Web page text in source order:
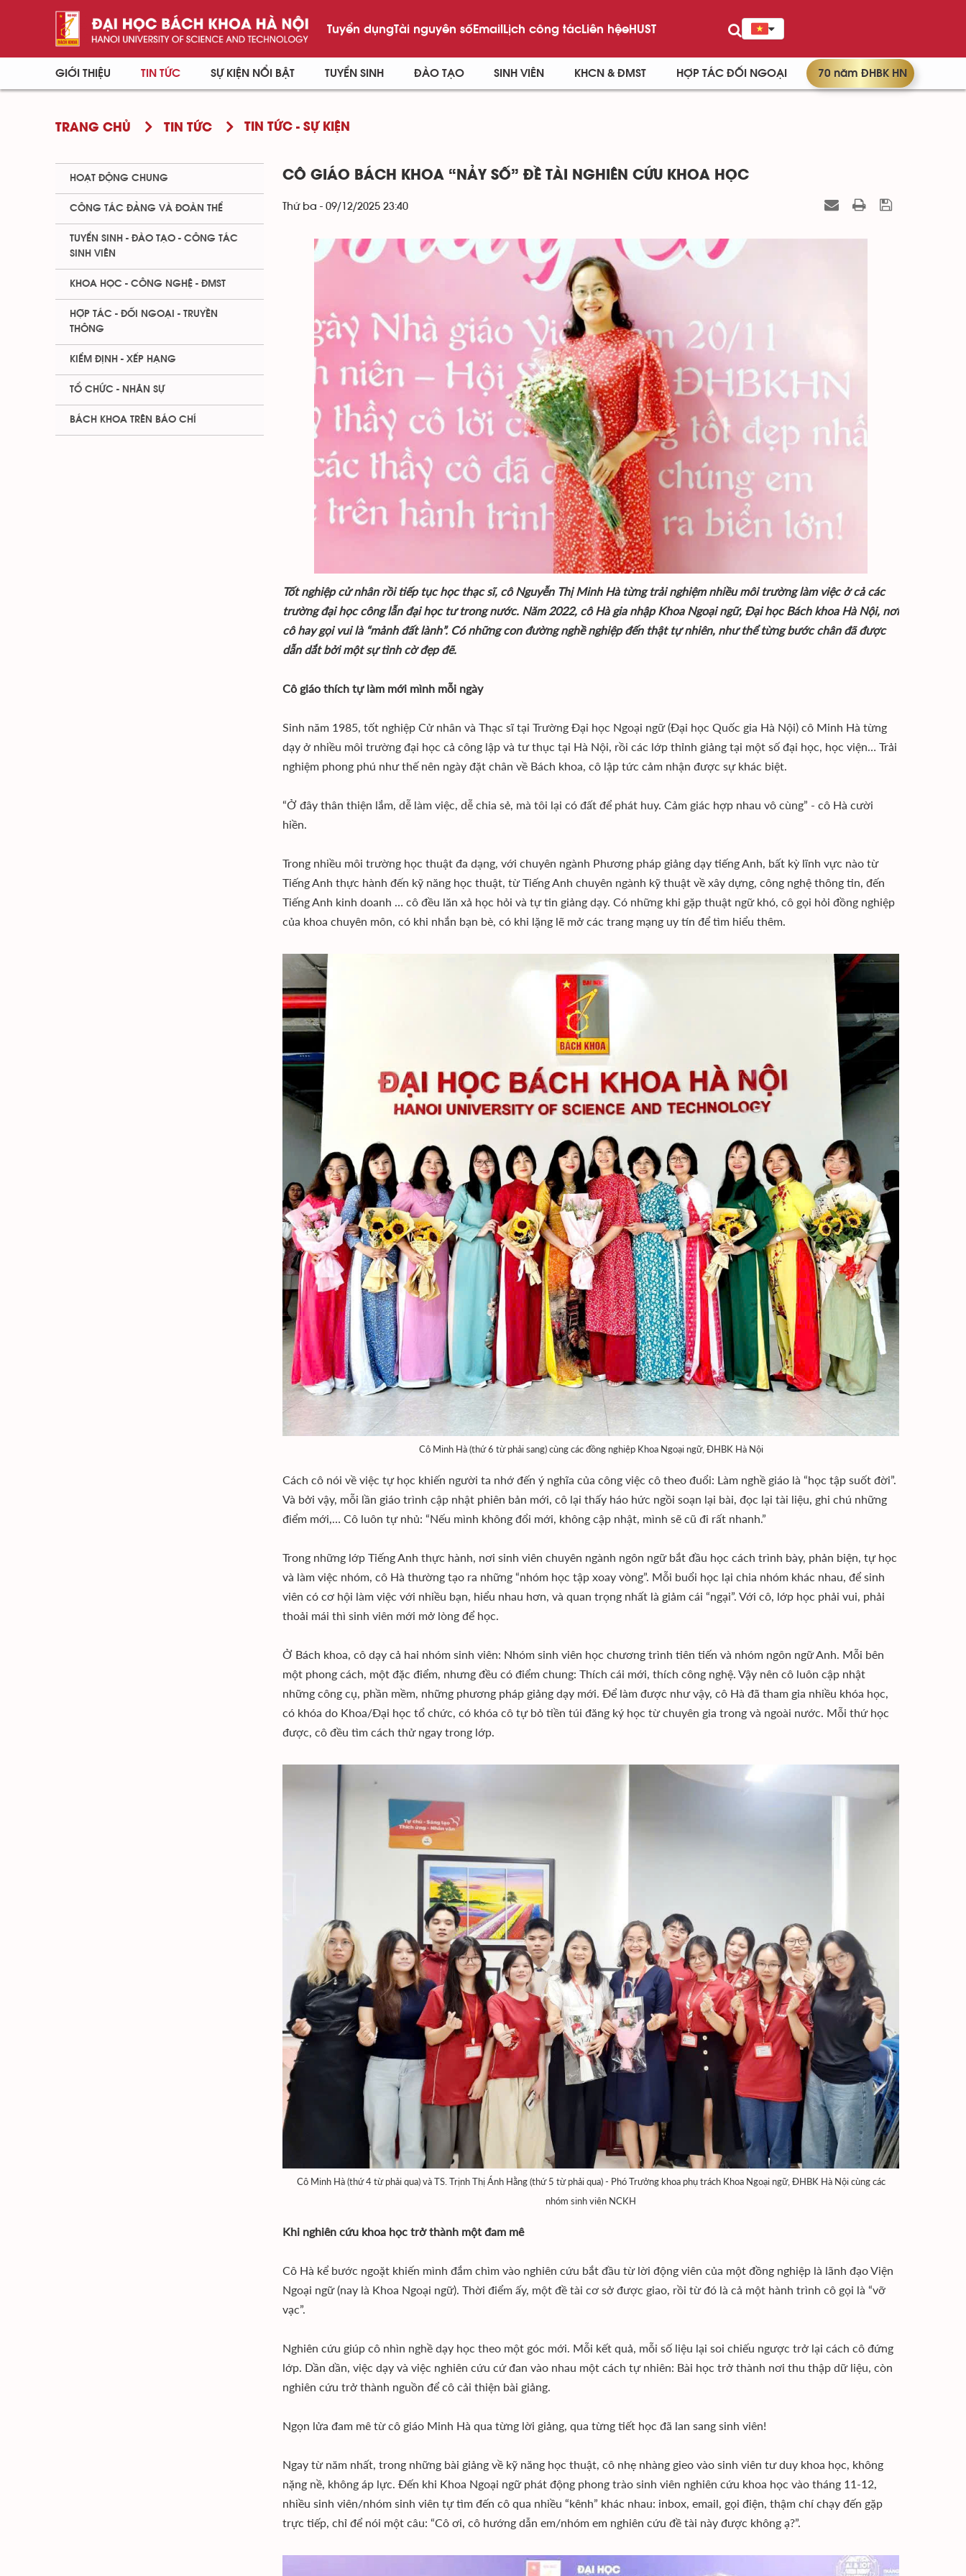
Tuyển dụngTài nguyên sốEmailLịch công tácLiên hệeHUST
GIỚI THIỆU TIN TỨC SỰ KIỆN NỔI BẬT TUYỂN SINH ĐÀO TẠO SINH VIÊN KHCN & ĐMST HỢP TÁC ĐỐI NGOẠI 70 năm ĐHBK HN
TRANG CHỦ TIN TỨC TIN TỨC - SỰ KIỆN
CÔ GIÁO BÁCH KHOA “NẢY SỐ” ĐỀ TÀI NGHIÊN CỨU KHOA HỌC
Thứ ba - 09/12/2025 23:40
Tốt nghiệp cử nhân rồi tiếp tục học thạc sĩ, cô Nguyễn Thị Minh Hà từng trải nghiệm nhiều môi trường làm việc ở cả các
trường đại học công lẫn đại học tư trong nước. Năm 2022, cô Hà gia nhập Khoa Ngoại ngữ, Đại học Bách khoa Hà Nội, nơi
cô hay gọi vui là “mảnh đất lành”. Có những con đường nghề nghiệp đến thật tự nhiên, như thể từng bước chân đã được
dẫn dắt bởi một sự tình cờ đẹp đẽ.
Cô giáo thích tự làm mới mình mỗi ngày
Sinh năm 1985, tốt nghiệp Cử nhân và Thạc sĩ tại Trường Đại học Ngoại ngữ (Đại học Quốc gia Hà Nội) cô Minh Hà từng
dạy ở nhiều môi trường đại học cả công lập và tư thục tại Hà Nội, rồi các lớp thỉnh giảng tại một số đại học, học viện… Trải
nghiệm phong phú như thế nên ngày đặt chân về Bách khoa, cô lập tức cảm nhận được sự khác biệt.
“Ở đây thân thiện lắm, dễ làm việc, dễ chia sẻ, mà tôi lại có đất để phát huy. Cảm giác hợp nhau vô cùng” - cô Hà cười
hiền.
Trong nhiều môi trường học thuật đa dạng, với chuyên ngành Phương pháp giảng dạy tiếng Anh, bất kỳ lĩnh vực nào từ
Tiếng Anh thực hành đến kỹ năng học thuật, từ Tiếng Anh chuyên ngành kỹ thuật về xây dựng, công nghệ thông tin, đến
Tiếng Anh kinh doanh … cô đều lăn xả học hỏi và tự tin giảng dạy. Có những khi gặp thuật ngữ khó, cô gọi hỏi đồng nghiệp
của khoa chuyên môn, có khi nhắn bạn bè, có khi lặng lẽ mở các trang mạng uy tín để tìm hiểu thêm.
Cô Minh Hà (thứ 6 từ phải sang) cùng các đồng nghiệp Khoa Ngoại ngữ, ĐHBK Hà Nội
Cách cô nói về việc tự học khiến người ta nhớ đến ý nghĩa của công việc cô theo đuổi: Làm nghề giáo là “học tập suốt đời”.
Và bởi vậy, mỗi lần giáo trình cập nhật phiên bản mới, cô lại thấy háo hức ngồi soạn lại bài, đọc lại tài liệu, ghi chú những
điểm mới,… Cô luôn tự nhủ: “Nếu mình không đổi mới, không cập nhật, mình sẽ cũ đi rất nhanh.”
Trong những lớp Tiếng Anh thực hành, nơi sinh viên chuyên ngành ngôn ngữ bắt đầu học cách trình bày, phản biện, tự học
và làm việc nhóm, cô Hà thường tạo ra những “nhóm học tập xoay vòng”. Mỗi buổi học lại chia nhóm khác nhau, để sinh
viên có cơ hội làm việc với nhiều bạn, hiểu nhau hơn, và quan trọng nhất là giảm cái “ngại”. Với cô, lớp học phải vui, phải
thoải mái thì sinh viên mới mở lòng để học.
Ở Bách khoa, cô dạy cả hai nhóm sinh viên: Nhóm sinh viên học chương trình tiên tiến và nhóm ngôn ngữ Anh. Mỗi bên
một phong cách, một đặc điểm, nhưng đều có điểm chung: Thích cái mới, thích công nghệ. Vậy nên cô luôn cập nhật
những công cụ, phần mềm, những phương pháp giảng dạy mới. Để làm được như vậy, cô Hà đã tham gia nhiều khóa học,
có khóa do Khoa/Đại học tổ chức, có khóa cô tự bỏ tiền túi đăng ký học từ chuyên gia trong và ngoài nước. Mỗi thứ học
được, cô đều tìm cách thử ngay trong lớp.
Cô Minh Hà (thứ 4 từ phải qua) và TS. Trịnh Thị Ánh Hằng (thứ 5 từ phải qua) - Phó Trưởng khoa phụ trách Khoa Ngoại ngữ, ĐHBK Hà Nội cùng các
nhóm sinh viên NCKH
Khi nghiên cứu khoa học trở thành một đam mê
Cô Hà kể bước ngoặt khiến mình đắm chìm vào nghiên cứu bắt đầu từ lời động viên của một đồng nghiệp là lãnh đạo Viện
Ngoại ngữ (nay là Khoa Ngoại ngữ). Thời điểm ấy, một đề tài cơ sở được giao, rồi từ đó là cả một hành trình cô gọi là “vỡ
vạc”.
Nghiên cứu giúp cô nhìn nghề dạy học theo một góc mới. Mỗi kết quả, mỗi số liệu lại soi chiếu ngược trở lại cách cô đứng
lớp. Dần dần, việc dạy và việc nghiên cứu cứ đan vào nhau một cách tự nhiên: Bài học trở thành nơi thu thập dữ liệu, còn
nghiên cứu trở thành nguồn để cô cải thiện bài giảng.
Ngọn lửa đam mê từ cô giáo Minh Hà qua từng lời giảng, qua từng tiết học đã lan sang sinh viên!
Ngay từ năm nhất, trong những bài giảng về kỹ năng học thuật, cô nhẹ nhàng gieo vào sinh viên tư duy khoa học, không
nặng nề, không áp lực. Đến khi Khoa Ngoại ngữ phát động phong trào sinh viên nghiên cứu khoa học vào tháng 11-12,
nhiều sinh viên/nhóm sinh viên tự tìm đến cô qua nhiều “kênh” khác nhau: inbox, email, gọi điện, thậm chí chạy đến gặp
trực tiếp, chỉ để nói một câu: “Cô ơi, cô hướng dẫn em/nhóm em nghiên cứu đề tài này được không ạ?”.
HOẠT ĐỘNG CHUNG
CÔNG TÁC ĐẢNG VÀ ĐOÀN THỂ
TUYỂN SINH - ĐÀO TẠO - CÔNG TÁC
SINH VIÊN
KHOA HỌC - CÔNG NGHỆ - ĐMST
HỢP TÁC - ĐỐI NGOẠI - TRUYỀN
THÔNG
KIỂM ĐỊNH - XẾP HẠNG
TỔ CHỨC - NHÂN SỰ
BÁCH KHOA TRÊN BÁO CHÍ